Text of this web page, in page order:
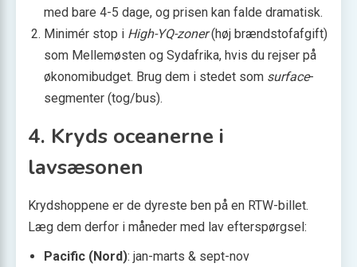
med bare 4-5 dage, og prisen kan falde dramatisk.
Minimér stop i High-YQ-zoner(høj brændstofafgift)
som Mellemøsten og Sydafrika, hvis du rejser på
økonomibudget. Brug dem i stedet som surface-
segmenter (tog/bus).
4. Kryds oceanerne i
lavsæsonen
Krydshoppene er de dyreste ben på en RTW-billet.
Læg dem derfor i måneder med lav efterspørgsel:
Pacific (Nord): jan-marts & sept-nov